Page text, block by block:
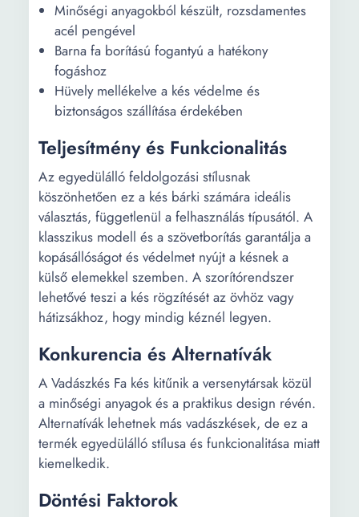
Minőségi anyagokból készült, rozsdamentes
acél pengével
Barna fa borítású fogantyú a hatékony
fogáshoz
Hüvely mellékelve a kés védelme és
biztonságos szállítása érdekében
Teljesítmény és Funkcionalitás
Az egyedülálló feldolgozási stílusnak
köszönhetően ez a kés bárki számára ideális
választás, függetlenül a felhasználás típusától. A
klasszikus modell és a szövetborítás garantálja a
kopásállóságot és védelmet nyújt a késnek a
külső elemekkel szemben. A szorítórendszer
lehetővé teszi a kés rögzítését az övhöz vagy
hátizsákhoz, hogy mindig kéznél legyen.
Konkurencia és Alternatívák
A Vadászkés Fa kés kitűnik a versenytársak közül
a minőségi anyagok és a praktikus design révén.
Alternatívák lehetnek más vadászkések, de ez a
termék egyedülálló stílusa és funkcionalitása miatt
kiemelkedik.
Döntési Faktorok